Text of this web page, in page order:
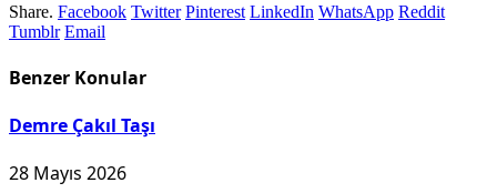
Share. Facebook Twitter Pinterest LinkedIn WhatsApp Reddit
Tumblr Email
Benzer Konular
Demre Çakıl Taşı
28 Mayıs 2026